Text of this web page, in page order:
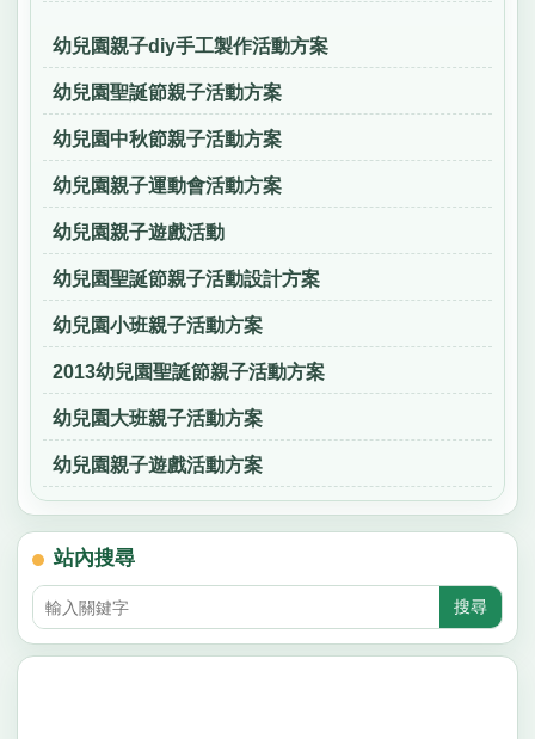
幼兒園親子diy手工製作活動方案
幼兒園聖誕節親子活動方案
幼兒園中秋節親子活動方案
幼兒園親子運動會活動方案
幼兒園親子遊戲活動
幼兒園聖誕節親子活動設計方案
幼兒園小班親子活動方案
2013幼兒園聖誕節親子活動方案
幼兒園大班親子活動方案
幼兒園親子遊戲活動方案
站內搜尋